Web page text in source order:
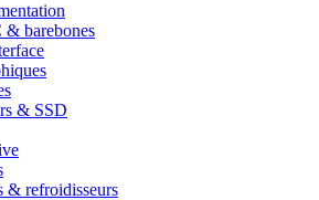
& barebones
& SSD
& refroidisseurs